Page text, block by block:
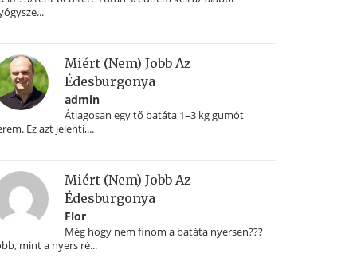
Miért (nem) Jobb Az
Édesburgonya
admin
Átlagosan egy tő batáta 1–3 kg gumót
Ez azt jelenti,...
Miért (nem) Jobb Az
Édesburgonya
Flor
Még hogy nem finom a batáta nyersen???
mint a nyers ré...